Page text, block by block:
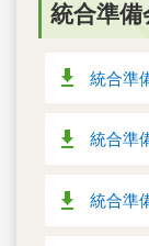
統合準備
統合準
統合準
統合準